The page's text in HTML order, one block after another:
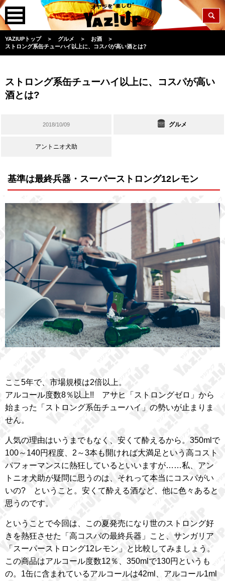
YAZIUPトップ ＞ グルメ ＞ お酒
＞
ストロング系缶チューハイ以上に、コスパが高い酒とは?
ストロング系缶チューハイ以上に、コスパが高い
酒とは?
2018/10/09 グルメ
アントニオ犬助
基準は最終兵器・スーパーストロング12レモン
ここ5年で、市場規模は2倍以上。
アルコール度数8％以上!! アサヒ「ストロングゼロ」から
始まった「ストロング系缶チューハイ」の勢いが止まりま
せん。
人気の理由はいうまでもなく、安くて酔えるから。350mlで
100～140円程度、2～3本も開ければ大満足という高コスト
パフォーマンスに熱狂しているといいますが……私、アン
トニオ犬助が疑問に思うのは、それって本当にコスパがい
いの? ということ。安くて酔える酒など、他に色々あると
思うのです。
ということで今回は、この夏発売になり世のストロング好
きを熱狂させた「高コスパの最終兵器」こと、サンガリア
「スーパーストロング12レモン」と比較してみましょう。
この商品はアルコール度数12％、350mlで130円というも
の。1缶に含まれているアルコールは42ml、アルコール1ml